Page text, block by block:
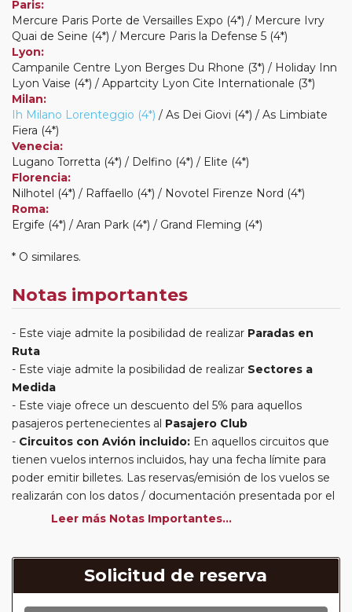
Paris:
Mercure Paris Porte de Versailles Expo (4*) / Mercure Ivry
Quai de Seine (4*) / Mercure Paris la Defense 5 (4*)
Lyon:
Campanile Centre Lyon Berges Du Rhone (3*) / Holiday Inn
Lyon Vaise (4*) / Appartcity Lyon Cite Internationale (3*)
Milan:
Ih Milano Lorenteggio (4*) / As Dei Giovi (4*) / As Limbiate
Fiera (4*)
Venecia:
Lugano Torretta (4*) / Delfino (4*) / Elite (4*)
Florencia:
Nilhotel (4*) / Raffaello (4*) / Novotel Firenze Nord (4*)
Roma:
Ergife (4*) / Aran Park (4*) / Grand Fleming (4*)
* O similares.
Notas importantes
Este viaje admite la posibilidad de realizar Paradas en
Ruta
Este viaje admite la posibilidad de realizar Sectores a
Medida
Este viaje ofrece un descuento del 5% para aquellos
pasajeros pertenecientes al Pasajero Club
Circuitos con Avión incluido: En aquellos circuitos que
tienen vuelos internos incluidos, hay una fecha límite para
poder emitir billetes. Las reservas/emisión de los vuelos se
realizarán con los datos / documentación presentada por el
cliente o que conste en su reserva. Una vez realizada la
billete emitido y la necesidad de tener que emitir un nuevo
billete. No nos responsabilizaremos de los gastos
generados de cancelación y nueva emisión. Hacer una
Leer más Notas Importantes...
Solicitud de reserva